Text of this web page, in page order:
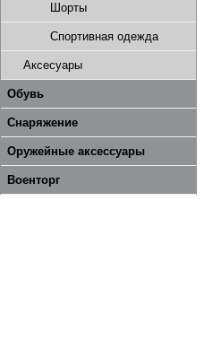
Шорты
Спортивная одежда
Аксесуары
Обувь
Снаряжение
Оружейные аксессуары
Военторг